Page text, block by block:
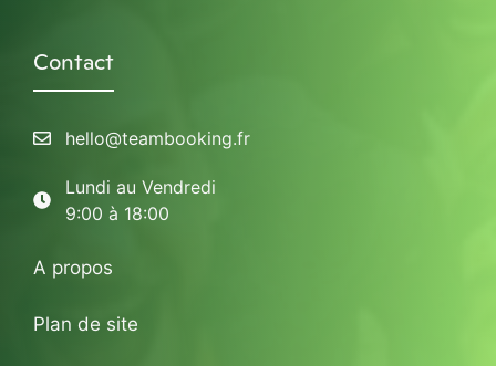
Contact
hello@teambooking.fr
Lundi au Vendredi
9:00 à 18:00
A propos
Plan de site